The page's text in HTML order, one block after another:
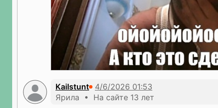
Kailstunt
Ярила • На сайте 13 лет